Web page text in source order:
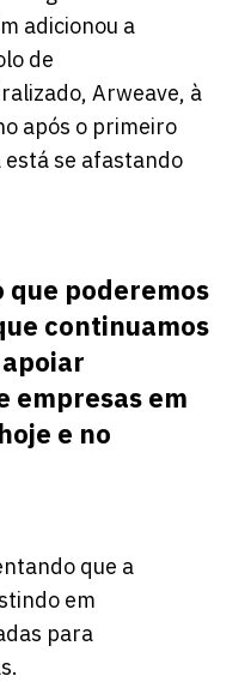
adicionou a
de
Arweave, à
após o primeiro
se afastando
que poderemos
continuamos
empresas em
e no
que a
em
para